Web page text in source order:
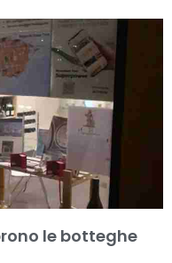
le botteghe